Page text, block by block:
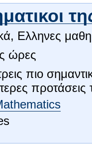
Ελληνες
ώρες
πιο
προτάσεις